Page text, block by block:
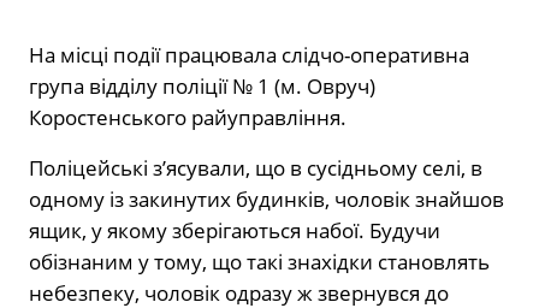
На місці події працювала слідчо-оперативна
група відділу поліції № 1 (м. Овруч)
Коростенського райуправління.
Поліцейські з’ясували, що в сусідньому селі, в
одному із закинутих будинків, чоловік знайшов
ящик, у якому зберігаються набої. Будучи
обізнаним у тому, що такі знахідки становлять
небезпеку, чоловік одразу ж звернувся до